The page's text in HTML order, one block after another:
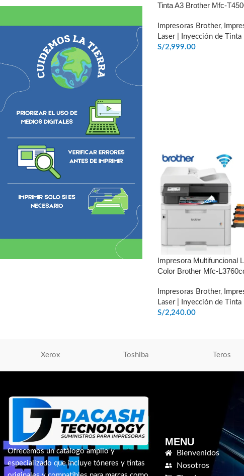
Tinta A3 Brother Mfc-
Impresoras Brother,
Laser | Inyección de Tinta
S/2,999.00
Impresora Multifuncional
Color Brother Mfc-
Impresoras Brother,
Laser | Inyección de Tinta
S/2,240.00
Xerox Toshiba Teros
Ofrecemos un catálogo amplio y
especializado que incluye tóneres y tintas
MENU
Bienvenidos
Nosotros